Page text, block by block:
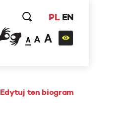
PL EN
A A A
Edytuj ten biogram